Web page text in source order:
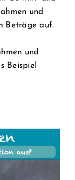
und
Beträge auf.
und
Beispiel